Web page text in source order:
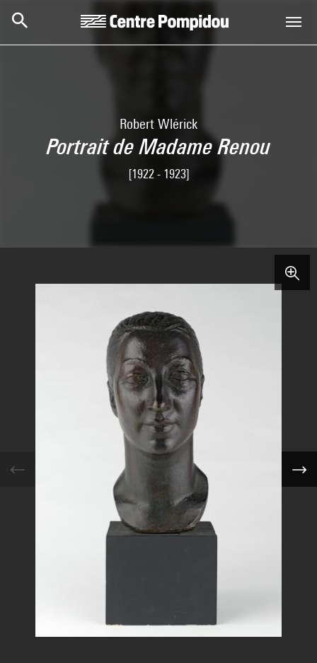
Robert Wlérick
Portrait de Madame Renou
[1922 - 1923]